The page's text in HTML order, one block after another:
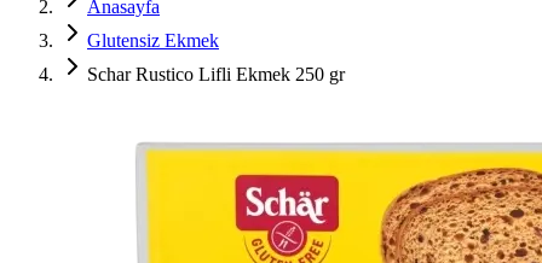
Anasayfa
Glutensiz Ekmek
Schar Rustico Lifli Ekmek 250 gr